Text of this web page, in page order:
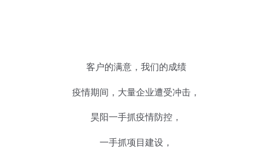
客户的满意，我们的成绩
疫情期间，大量企业遭受冲击，
昊阳一手抓疫情防控，
一手抓项目建设，